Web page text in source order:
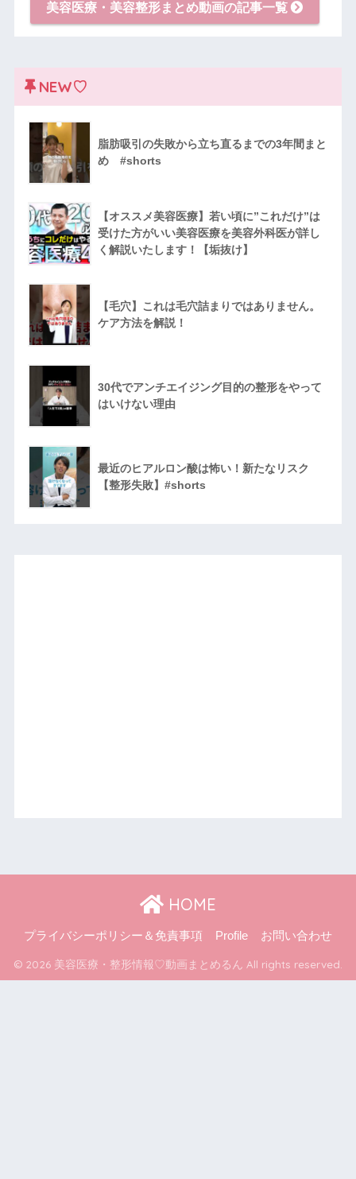
美容医療・美容整形まとめ動画の記事一覧
NEW♡
脂肪吸引の失敗から立ち直るまでの3年間まと
め #shorts
【オススメ美容医療】若い頃に”これだけ”は
受けた方がいい美容医療を美容外科医が詳し
く解説いたします！【垢抜け】
【毛穴】これは毛穴詰まりではありません。
ケア方法を解説！
30代でアンチエイジング目的の整形をやって
はいけない理由
最近のヒアルロン酸は怖い！新たなリスク
【整形失敗】#shorts
HOME
プライバシーポリシー＆免責事項 Profile お問い合わせ
© 2026 美容医療・整形情報♡動画まとめるん All rights reserved.